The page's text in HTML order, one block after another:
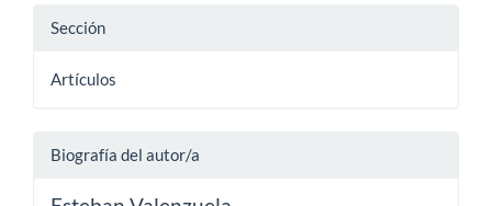
Sección
Artículos
Biografía del autor/a